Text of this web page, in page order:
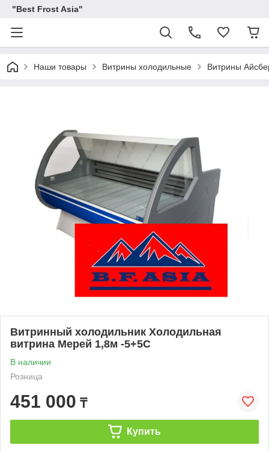
"Best Frost Asia"
Наши товары Витрины холодильные Витрины
Витринный холодильник Холодильная
витрина Мерей 1,8м -5+5С
В наличии
Розница
451 000 ₸
Купить